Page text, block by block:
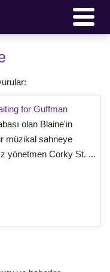
for Guffman
olan Blaine'in
müzikal sahneye
yönetmen Corky St. ...